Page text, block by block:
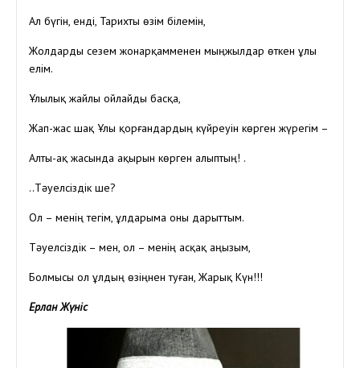
Ал бүгін, енді, Тарихты өзім білемін,
Жолдарды сезем жонарқамменен мыңжылдар өткен ұлы
елім.
Ұлылық жайлы ойлайды басқа,
Жап-жас шақ Ұлы қорғандардың күйреуін көрген жүрегім –
Алты-ақ жасында ақырын көрген алыптың! .
..Тәуелсіздік ше?
Ол – менің тегім, ұлдарыма оны дарыттым.
Тәуелсіздік – мен, ол – менің асқақ аңызым,
Болмысы ол ұлдың өзіңнен туған, Жарық Күн!!!
Ерлан Жүніс